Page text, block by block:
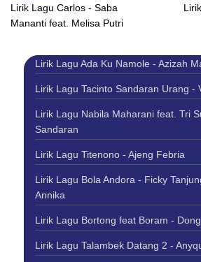
Lirik Lagu Carlos - Saba
Mananti feat. Melisa Putri
Lirik Lagu Ada Ku Namole - Azizah
Lirik Lagu Tacinto Sandaran Urang -
Lirik Lagu Nabila Maharani feat. Tri
Sandaran
Lirik Lagu Titenono - Ajeng Febria
Lirik Lagu Bola Andora - Ficky
Annika
Lirik Lagu Bortong feat Boram -
Lirik Lagu Talambek Datang 2 -